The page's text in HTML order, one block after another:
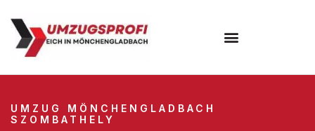
UMZUG MÖNCHENGLADBACH
SZOMBATHELY